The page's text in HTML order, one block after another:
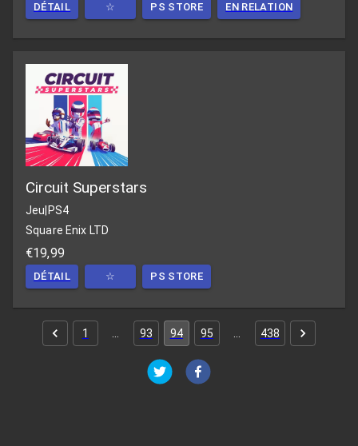
DÉTAIL ☆ PS STORE EN RELATION
Circuit Superstars
Jeu PS4
Square Enix LTD
€19,99
DÉTAIL ☆ PS STORE
1 93 94 95 438